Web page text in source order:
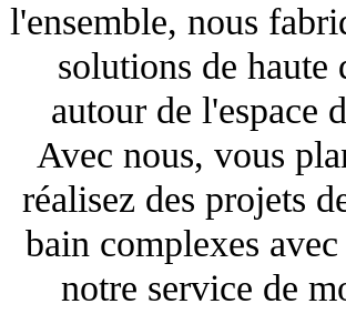
l'ensemble, nous
solutions de haute
autour de l'espace
Avec nous, vous
réalisez des projets
bain complexes
notre service de